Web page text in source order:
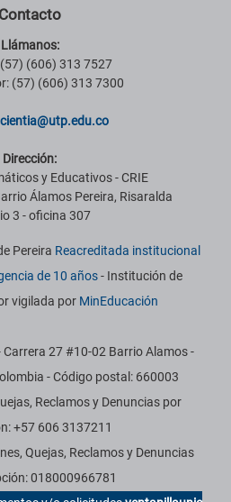
Contacto
Llámanos:
(606) 313 7527
(57) (606) 313 7300
Dirección:
y Educativos - CRIE
Álamos Pereira, Risaralda
3 - oficina 307
Pereira Reacreditada institucional
de 10 años- Institución de
vigilada por MinEducación
27 #10-02 Barrio Alamos -
- Código postal: 660003
Reclamos y Denuncias por
+57 606 3137211
Quejas, Reclamos y Denuncias
018000966781